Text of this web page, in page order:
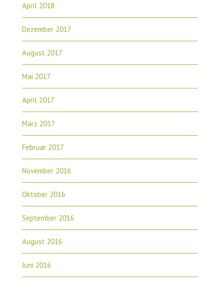
April 2018
Dezember 2017
August 2017
Mai 2017
April 2017
März 2017
Februar 2017
November 2016
Oktober 2016
September 2016
August 2016
Juni 2016